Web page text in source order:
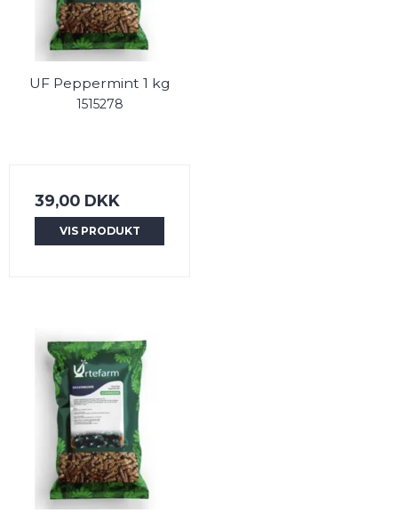
UF Peppermint 1 kg
1515278
39,00 DKK
VIS PRODUKT